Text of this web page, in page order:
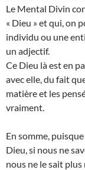
Le Mental Divin
« Dieu » et qui, on
individu ou une
un adjectif.
Ce Dieu là est en
avec elle, du fait
matière et les
vraiment.
En somme, puisque
Dieu, si nous ne
nous ne le sait